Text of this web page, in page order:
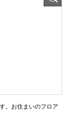
。お住まいのフロア